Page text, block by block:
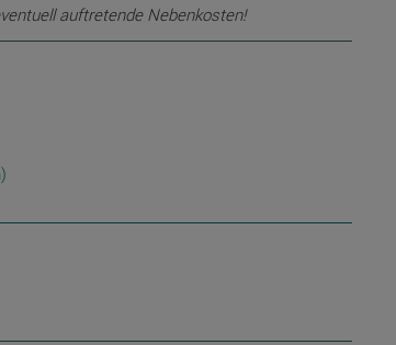
auftretende Nebenkosten!